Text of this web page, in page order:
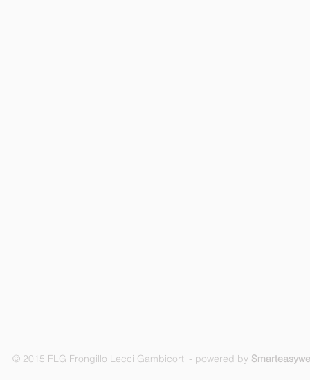
© 2015 FLG Frongillo Lecci Gambicorti - powered by